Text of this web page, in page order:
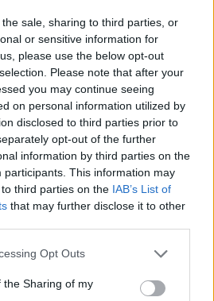
sale, sharing to third parties, or
or sensitive information for
please use the below opt-out
Please note that after your
you may continue seeing
on personal information utilized by
disclosed to third parties prior to
opt-out of the further
information by third parties on the
participants. This information may
third parties on the IAB’s List of
that may further disclose it to other
Opt Outs
the Sharing of my
Η προστασία από τα
να εξασφαλίζεται
κάσας από μαλακό σίδηρο,
Automatic 40 διατηρεί
σε αντίθεση με τη νέα
που διαθέτει διάφανο
φτάνει τα 10 bar,
πρόκειται για ένα ρολόι
χρήση και όχι για
ένα από τα ελάχιστα luxury
να περάσουν με την